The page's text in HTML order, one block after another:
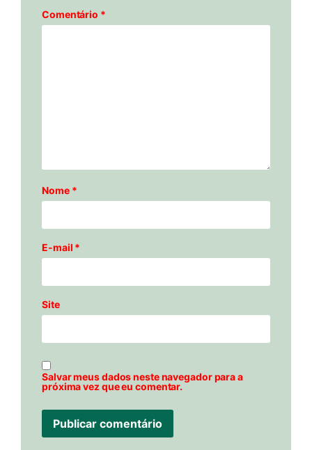
Comentário *
Nome *
E-mail *
Site
Salvar meus dados neste navegador para a
próxima vez que eu comentar.